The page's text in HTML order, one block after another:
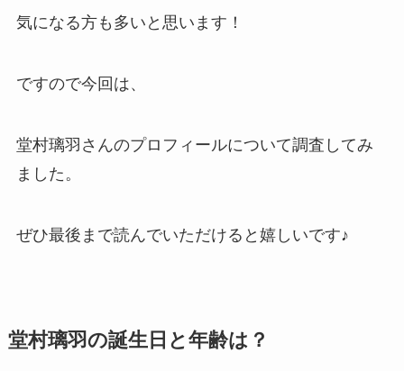
気になる方も多いと思います！
ですので今回は、
堂村璃羽さんのプロフィールについて調査してみ
ました。
ぜひ最後まで読んでいただけると嬉しいです♪
堂村璃羽の誕生日と年齢は？